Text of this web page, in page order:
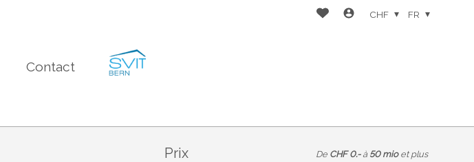
Contact
CHF FR
Prix De CHF 0.- à 50 mio et plus